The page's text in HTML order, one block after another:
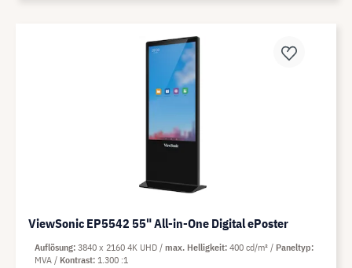
ViewSonic EP5542 55" All-in-One Digital ePoster
Auflösung 3840 x 2160 4K UHD max. Helligkeit 400 cd/m²
Paneltyp
MVA
Kontrast 1.300 :1